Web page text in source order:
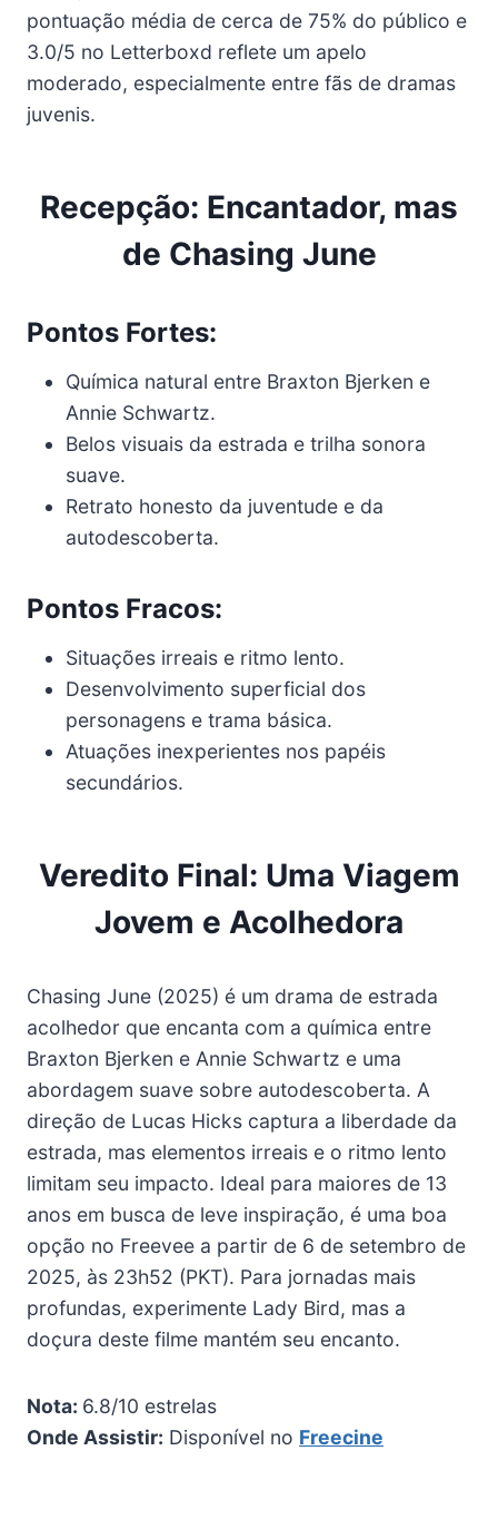
pontuação média de cerca de 75% do público e
3.0/5 no Letterboxd reflete um apelo
moderado, especialmente entre fãs de dramas
juvenis.
Recepção: Encantador, mas
de Chasing June
Pontos Fortes:
Química natural entre Braxton Bjerken e
Annie Schwartz.
Belos visuais da estrada e trilha sonora
suave.
Retrato honesto da juventude e da
autodescoberta.
Pontos Fracos:
Situações irreais e ritmo lento.
Desenvolvimento superficial dos
personagens e trama básica.
Atuações inexperientes nos papéis
secundários.
Veredito Final: Uma Viagem
Jovem e Acolhedora
Chasing June (2025) é um drama de estrada
acolhedor que encanta com a química entre
Braxton Bjerken e Annie Schwartz e uma
abordagem suave sobre autodescoberta. A
direção de Lucas Hicks captura a liberdade da
estrada, mas elementos irreais e o ritmo lento
limitam seu impacto. Ideal para maiores de 13
anos em busca de leve inspiração, é uma boa
opção no Freevee a partir de 6 de setembro de
2025, às 23h52 (PKT). Para jornadas mais
profundas, experimente Lady Bird, mas a
doçura deste filme mantém seu encanto.
Nota: 6.8/10 estrelas
Onde Assistir: Disponível no Freecine